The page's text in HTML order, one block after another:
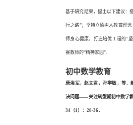
基于研究结果，提出以下建议：
行之路”；坚持立德树人教育理
师身心健康，打造培优工程的“
赛教师的“精神家园”．
初中数学教育
唐海军，赵文君，孙学敏，等．
决问题——关注转型期初中数学教
34（1）：28-36．